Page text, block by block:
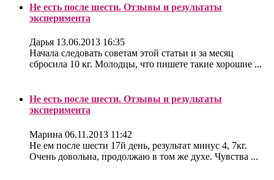
Не есть после шести. Отзывы и результаты
эксперимента
Дарья 13.06.2013 16:35
Начала следовать советам этой статьи и за месяц
сбросила 10 кг. Молодцы, что пишете такие хорошие ...
Не есть после шести. Отзывы и результаты
эксперимента
Марина 06.11.2013 11:42
Не ем после шести 17й день, результат минус 4, 7кг.
Очень довольна, продолжаю в том же духе. Чувства ...